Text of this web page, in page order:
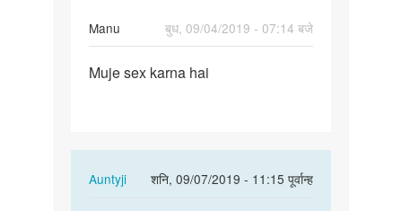
Manu
बुध, 09/04/2019 - 07:14 बजे
Muje
Muje sex karna hai
Auntyji
शनि, 09/07/2019 - 11:15 पूर्वान्ह
In